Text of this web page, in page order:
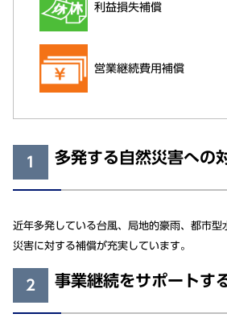
利益損失補償
営業継続費用補償
1 多発する自然災害への
近年多発している台風、局地的豪雨、都市型
災害に対する補償が充実しています。
2 事業継続をサポートす